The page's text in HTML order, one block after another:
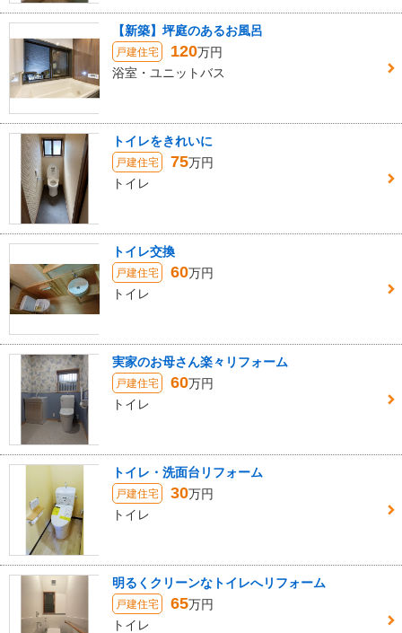
【新築】坪庭のあるお風呂
戸建住宅 120万円
浴室・ユニットバス
トイレをきれいに
戸建住宅 75万円
トイレ
トイレ交換
戸建住宅 60万円
トイレ
実家のお母さん楽々リフォーム
戸建住宅 60万円
トイレ
トイレ・洗面台リフォーム
戸建住宅 30万円
トイレ
明るくクリーンなトイレへリフォーム
戸建住宅 65万円
トイレ